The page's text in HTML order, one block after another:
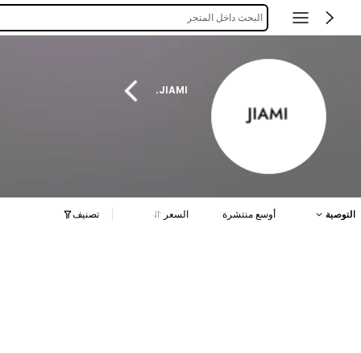
البحث داخل المتجر
JIAMI.
التوصية أوسع منتشرة السعر تصنيف